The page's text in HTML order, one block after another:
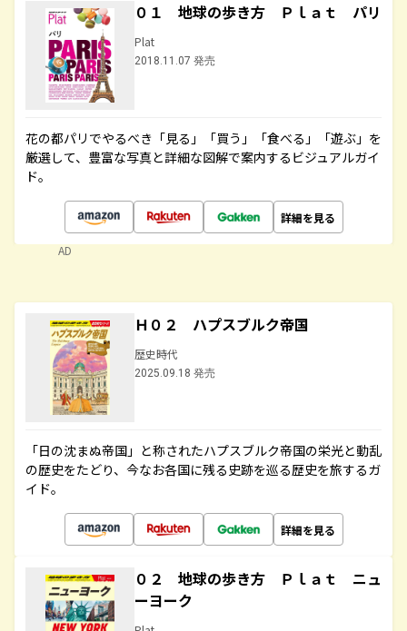
０１ 地球の歩き方 Ｐｌａｔ パリ
Plat
2018.11.07 発売
花の都パリでやるべき「見る」「買う」「食べる」「遊ぶ」を
厳選して、豊富な写真と詳細な図解で案内するビジュアルガイ
ド。
詳細を見る
AD
Ｈ０２ ハプスブルク帝国
歴史時代
2025.09.18 発売
「日の沈まぬ帝国」と称されたハプスブルク帝国の栄光と動乱
の歴史をたどり、今なお各国に残る史跡を巡る歴史を旅するガ
イド。
詳細を見る
０２ 地球の歩き方 Ｐｌａｔ ニュ
ーヨーク